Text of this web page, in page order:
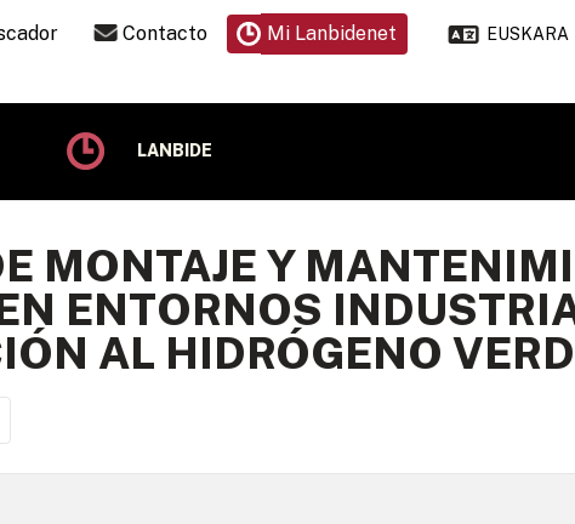
Contacto Mi Lanbidenet EUSKARA
LANBIDE
MONTAJE Y
ENTORNOS
AL HIDRÓGENO